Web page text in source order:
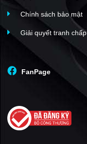
Chính sách bảo mật
Giải quyết tranh chấp
FanPage